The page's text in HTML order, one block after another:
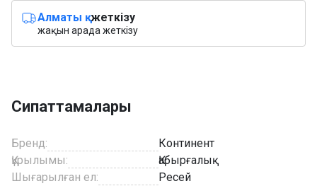
Алматы қ.жеткізу
жақын арада жеткізу
Сипаттамалары
Бренд:
Континент
Құрылымы:
Қабырғалық
Шығарылған ел:
Ресей